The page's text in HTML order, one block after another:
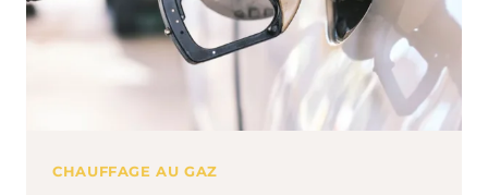
CHAUFFAGE AU GAZ